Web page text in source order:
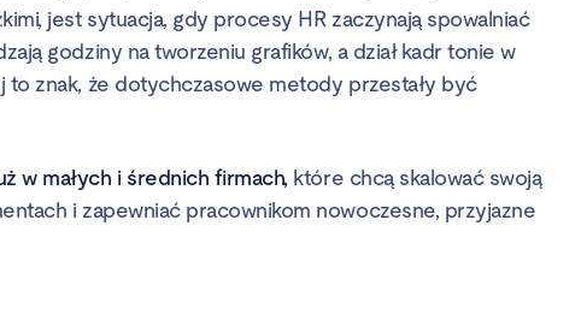
jest sytuacja, gdy procesy HR zaczynają spowalniać
godziny na tworzeniu grafików, a dział kadr tonie w
znak, że dotychczasowe metody przestały być
w małych i średnich firmach, które chcą skalować swoją
i zapewniać pracownikom nowoczesne, przyjazne